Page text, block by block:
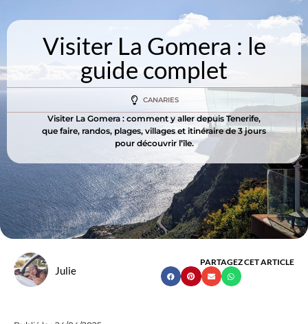
Visiter La Gomera : le
guide complet
CANARIES
Visiter La Gomera : comment y aller depuis Tenerife,
que faire, randos, plages, villages et itinéraire de 3 jours
pour découvrir l’île.
Julie
PARTAGEZ CET ARTICLE